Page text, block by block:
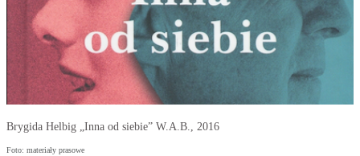
Brygida Helbig „Inna od siebie” W.A.B., 2016
Foto: materiały prasowe